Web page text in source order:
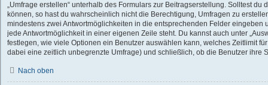
„Umfrage erstellen“ unterhalb des Formulars zur Beitragserstellung. Solltest du
können, so hast du wahrscheinlich nicht die Berechtigung, Umfragen zu
mindestens zwei Antwortmöglichkeiten in die entsprechenden Felder eingeben
jede Antwortmöglichkeit in einer eigenen Zeile steht. Du kannst auch unter
festlegen, wie viele Optionen ein Benutzer auswählen kann, welches Zeitlimit
dabei eine zeitlich unbegrenzte Umfrage) und schließlich, ob die Benutzer ihre
Nach oben